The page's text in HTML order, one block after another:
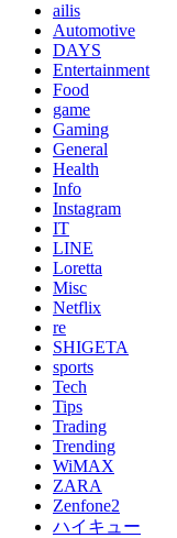
ailis
Automotive
DAYS
Entertainment
Food
game
Gaming
General
Health
Info
Instagram
IT
LINE
Loretta
Misc
Netflix
re
SHIGETA
sports
Tech
Tips
Trading
Trending
WiMAX
ZARA
Zenfone2
ハイキュー